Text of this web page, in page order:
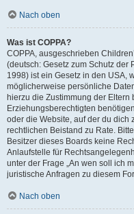
Nach oben
Was ist COPPA?
COPPA, ausgeschrieben
(deutsch: Gesetz zum Schutz der
1998) ist ein Gesetz in den USA,
möglicherweise persönliche
hierzu die Zustimmung der
Erziehungsberechtigten
oder die Website, auf der du dich
rechtlichen Beistand zu Rate.
Besitzer dieses Boards keine
Anlaufstelle für
unter der Frage „An wen soll ich
juristische Anfragen zu diesem
Nach oben